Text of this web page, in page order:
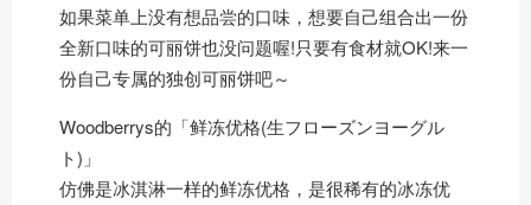
如果菜单上没有想品尝的口味，想要自己组合出一份
全新口味的可丽饼也没问题喔!只要有食材就OK!来一
份自己专属的独创可丽饼吧～
Woodberrys的「鲜冻优格(生フローズンヨーグル
ト)」
仿佛是冰淇淋一样的鲜冻优格，是很稀有的冰冻优